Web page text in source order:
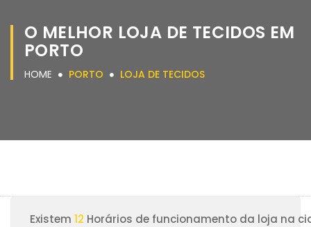
O MELHOR LOJA DE TECIDOS EM
PORTO
HOME PORTO LOJA DE TECIDOS
Existem 12 Horários de funcionamento da loja na